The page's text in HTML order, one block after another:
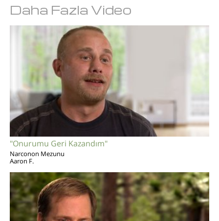
Daha Fazla Video
"Onurumu Geri Kazandım"
Narconon Mezunu
Aaron F.